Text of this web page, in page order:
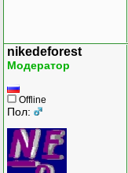
nikedeforest
Модератор
Offline
Пол: